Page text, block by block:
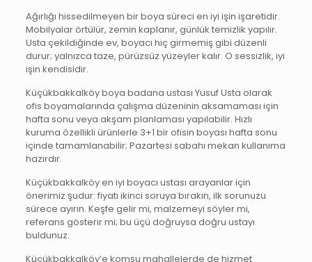
Ağırlığı hissedilmeyen bir boya süreci en iyi işin işaretidir.
Mobilyalar örtülür, zemin kaplanır, günlük temizlik yapılır.
Usta çekildiğinde ev, boyacı hiç girmemiş gibi düzenli
durur; yalnızca taze, pürüzsüz yüzeyler kalır. O sessizlik, iyi
işin kendisidir.
Küçükbakkalköy boya badana ustası Yusuf Usta olarak
ofis boyamalarında çalışma düzeninin aksamaması için
hafta sonu veya akşam planlaması yapılabilir. Hızlı
kuruma özellikli ürünlerle 3+1 bir ofisin boyası hafta sonu
içinde tamamlanabilir; Pazartesi sabahı mekan kullanıma
hazırdır.
Küçükbakkalköy en iyi boyacı ustası arayanlar için
önerimiz şudur: fiyatı ikinci soruya bırakın, ilk sorunuzu
sürece ayırın. Keşfe gelir mi, malzemeyi söyler mi,
referans gösterir mi; bu üçü doğruysa doğru ustayı
buldunuz.
Küçükbakkalköy’e komşu mahallelerde de hizmet